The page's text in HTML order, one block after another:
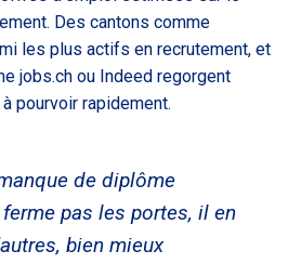
Des cantons comme
les plus actifs en recrutement, et
jobs.ch ou Indeed regorgent
pourvoir rapidement.
de diplôme
pas les portes, il en
bien mieux